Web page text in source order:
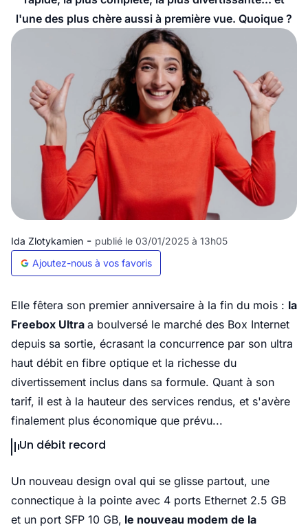
l'une des plus chère aussi à première vue. Quoique ?
Ida Zlotykamien - publié le 03/01/2025 à 13h05
Ajoutez-nous à vos favoris
Elle fêtera son premier anniversaire à la fin du mois : la
Freebox Ultra a boulversé le marché des Box Internet
depuis sa sortie, écrasant la concurrence par son ultra
haut débit en fibre optique et la richesse du
divertissement inclus dans sa formule. Quant à son
tarif, il est à la hauteur des services rendus, et s'avère
finalement plus économique que prévu...
Un débit record
Un nouveau design oval qui se glisse partout, une
connectique à la pointe avec 4 ports Ethernet 2.5 GB
et un port SFP 10 GB, le nouveau modem de la